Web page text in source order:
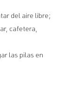
del aire libre;
cafetera,
las pilas en